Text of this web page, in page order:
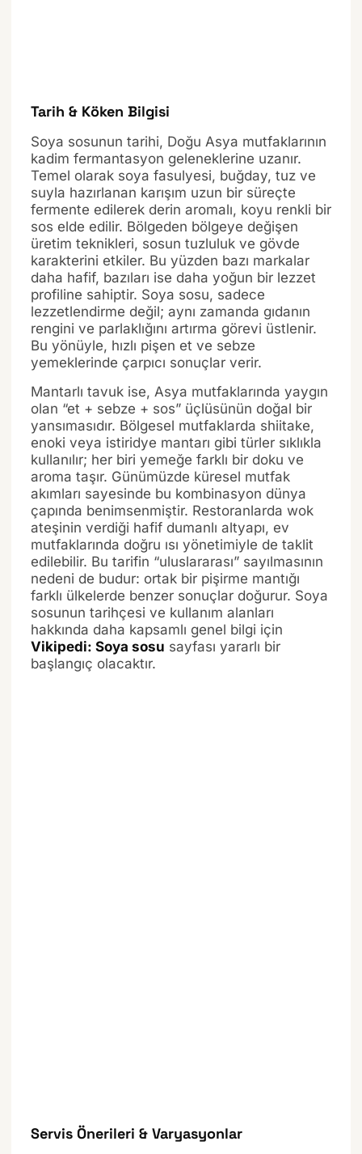
Tarih & Köken Bilgisi
Soya sosunun tarihi, Doğu Asya mutfaklarının
kadim fermantasyon geleneklerine uzanır.
Temel olarak soya fasulyesi, buğday, tuz ve
suyla hazırlanan karışım uzun bir süreçte
fermente edilerek derin aromalı, koyu renkli bir
sos elde edilir. Bölgeden bölgeye değişen
üretim teknikleri, sosun tuzluluk ve gövde
karakterini etkiler. Bu yüzden bazı markalar
daha hafif, bazıları ise daha yoğun bir lezzet
profiline sahiptir. Soya sosu, sadece
lezzetlendirme değil; aynı zamanda gıdanın
rengini ve parlaklığını artırma görevi üstlenir.
Bu yönüyle, hızlı pişen et ve sebze
yemeklerinde çarpıcı sonuçlar verir.
Mantarlı tavuk ise, Asya mutfaklarında yaygın
olan “et + sebze + sos” üçlüsünün doğal bir
yansımasıdır. Bölgesel mutfaklarda shiitake,
enoki veya istiridye mantarı gibi türler sıklıkla
kullanılır; her biri yemeğe farklı bir doku ve
aroma taşır. Günümüzde küresel mutfak
akımları sayesinde bu kombinasyon dünya
çapında benimsenmiştir. Restoranlarda wok
ateşinin verdiği hafif dumanlı altyapı, ev
mutfaklarında doğru ısı yönetimiyle de taklit
edilebilir. Bu tarifin “uluslararası” sayılmasının
nedeni de budur: ortak bir pişirme mantığı
farklı ülkelerde benzer sonuçlar doğurur. Soya
sosunun tarihçesi ve kullanım alanları
hakkında daha kapsamlı genel bilgi için
Vikipedi: Soya sosu sayfası yararlı bir
başlangıç olacaktır.
Servis Önerileri & Varyasyonlar